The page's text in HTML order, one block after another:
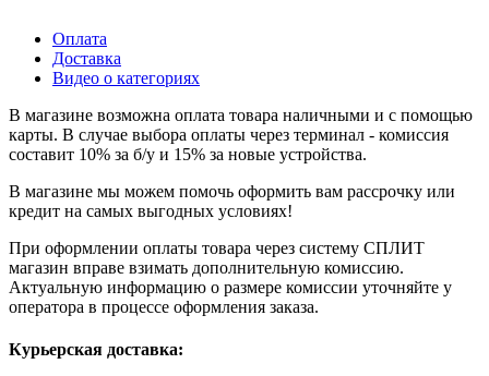
Оплата
Доставка
Видео о категориях
В магазине возможна оплата товара наличными и с помощью
карты. В случае выбора оплаты через терминал - комиссия
составит 10% за б/у и 15% за новые устройства.
В магазине мы можем помочь оформить вам рассрочку или
кредит на самых выгодных условиях!
При оформлении оплаты товара через систему СПЛИТ
магазин вправе взимать дополнительную комиссию.
Актуальную информацию о размере комиссии уточняйте у
оператора в процессе оформления заказа.
Курьерская доставка: